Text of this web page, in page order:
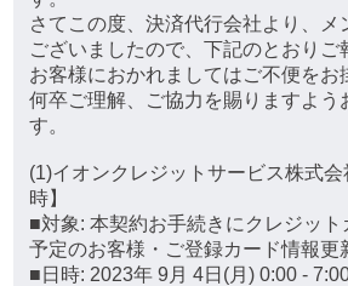
さてこの度、決済代行会社より、メ
ございましたので、下記のとおりご
お客様におかれましてはご不便をお
何卒ご理解、ご協力を賜りますよう
す。
(1)イオンクレジットサービス株式
時】
■対象: 本契約お手続きにクレジット
予定のお客様・ご登録カード情報更
■日時: 2023年 9月 4日(月) 0:00 -